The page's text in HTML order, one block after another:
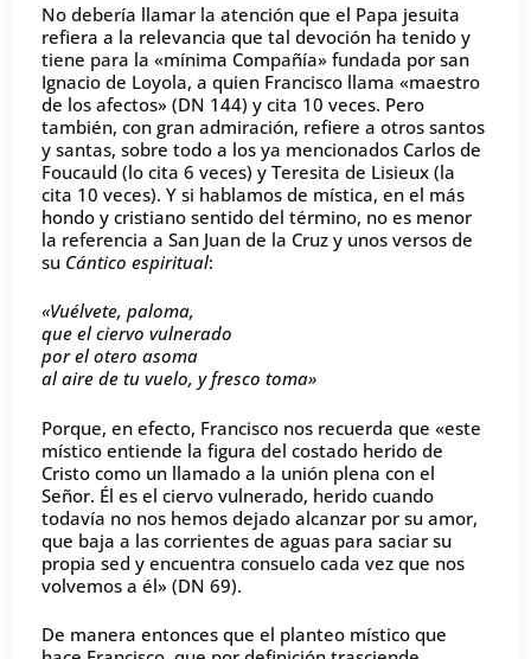
No debería llamar la atención que el Papa jesuita
refiera a la relevancia que tal devoción ha tenido y
tiene para la «mínima Compañía» fundada por san
Ignacio de Loyola, a quien Francisco llama «maestro
de los afectos» (DN 144) y cita 10 veces. Pero
también, con gran admiración, refiere a otros santos
y santas, sobre todo a los ya mencionados Carlos de
Foucauld (lo cita 6 veces) y Teresita de Lisieux (la
cita 10 veces). Y si hablamos de mística, en el más
hondo y cristiano sentido del término, no es menor
la referencia a San Juan de la Cruz y unos versos de
su Cántico espiritual:
«Vuélvete, paloma,
que el ciervo vulnerado
por el otero asoma
al aire de tu vuelo, y fresco toma»
Porque, en efecto, Francisco nos recuerda que «este
místico entiende la figura del costado herido de
Cristo como un llamado a la unión plena con el
Señor. Él es el ciervo vulnerado, herido cuando
todavía no nos hemos dejado alcanzar por su amor,
que baja a las corrientes de aguas para saciar su
propia sed y encuentra consuelo cada vez que nos
volvemos a él» (DN 69).
De manera entonces que el planteo místico que